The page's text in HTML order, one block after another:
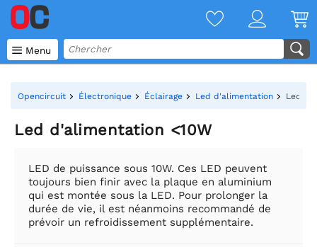
 Menu
Opencircuit Électronique Éclairage Led d'alimentation Led
Led d'alimentation <10W
LED de puissance sous 10W. Ces LED peuvent
toujours bien finir avec la plaque en aluminium
qui est montée sous la LED. Pour prolonger la
durée de vie, il est néanmoins recommandé de
prévoir un refroidissement supplémentaire.